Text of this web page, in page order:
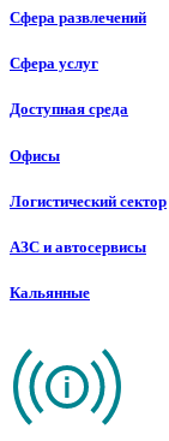
Сфера развлечений
Сфера услуг
Доступная среда
Офисы
Логистический сектор
АЗС и автосервисы
Кальянные